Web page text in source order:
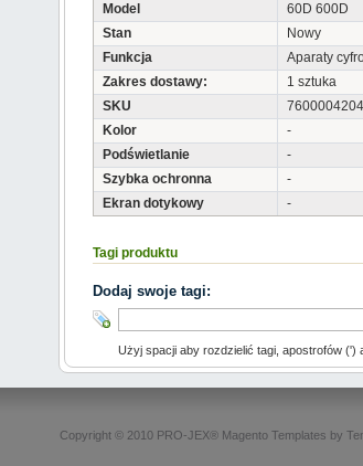
Model
60D 600D
Stan
Nowy
Funkcja
Aparaty
Zakres dostawy:
1 sztuka
SKU
Kolor
-
Podświetlanie
-
Szybka ochronna
-
Ekran dotykowy
-
Tagi produktu
Dodaj swoje tagi:
Użyj spacji aby rozdzielić tagi, apostrofów (')
Copyright © 2010 PRO-JEX® Magento Templates by